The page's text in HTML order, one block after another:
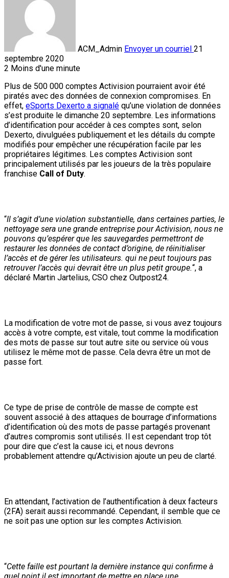
ACM_Admin Envoyer un courriel 21
septembre 2020
2 Moins d'une minute
Plus de 500 000 comptes Activision pourraient avoir été
piratés avec des données de connexion compromises. En
effet, eSports Dexerto a signalé qu’une violation de données
s’est produite le dimanche 20 septembre. Les informations
d’identification pour accéder à ces comptes sont, selon
Dexerto, divulguées publiquement et les détails du compte
modifiés pour empêcher une récupération facile par les
propriétaires légitimes. Les comptes Activision sont
principalement utilisés par les joueurs de la très populaire
franchise Call of Duty.
“Il s’agit d’une violation substantielle, dans certaines parties, le
nettoyage sera une grande entreprise pour Activision, nous ne
pouvons qu’espérer que les sauvegardes permettront de
restaurer les données de contact d’origine, de réinitialiser
l’accès et de gérer les utilisateurs. qui ne peut toujours pas
retrouver l’accès qui devrait être un plus petit groupe.“, a
déclaré Martin Jartelius, CSO chez Outpost24.
La modification de votre mot de passe, si vous avez toujours
accès à votre compte, est vitale, tout comme la modification
des mots de passe sur tout autre site ou service où vous
utilisez le même mot de passe. Cela devra être un mot de
passe fort.
Ce type de prise de contrôle de masse de compte est
souvent associé à des attaques de bourrage d’informations
d’identification où des mots de passe partagés provenant
d’autres compromis sont utilisés. Il est cependant trop tôt
pour dire que c’est la cause ici, et nous devrons
probablement attendre qu’Activision ajoute un peu de clarté.
En attendant, l’activation de l’authentification à deux facteurs
(2FA) serait aussi recommandé. Cependant, il semble que ce
ne soit pas une option sur les comptes Activision.
“Cette faille est pourtant la dernière instance qui confirme à
quel point il est important de mettre en place une